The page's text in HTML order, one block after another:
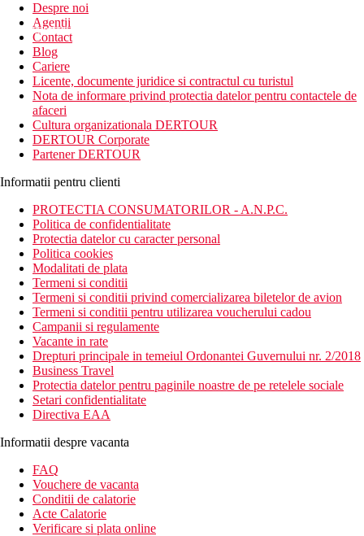
newsletter!
Despre noi
Agentii
Contact
Blog
Cariere
Licente, documente juridice si contractul cu turistul
Nota de informare privind protectia datelor pentru contactele de
afaceri
Cultura organizationala DERTOUR
DERTOUR Corporate
Partener DERTOUR
Informatii pentru clienti
PROTECTIA CONSUMATORILOR - A.N.P.C.
Politica de confidentialitate
Protectia datelor cu caracter personal
Politica cookies
Modalitati de plata
Termeni si conditii
Termeni si conditii privind comercializarea biletelor de avion
Termeni si conditii pentru utilizarea voucherului cadou
Campanii si regulamente
Vacante in rate
Drepturi principale in temeiul Ordonantei Guvernului nr. 2/2018
Business Travel
Protectia datelor pentru paginile noastre de pe retelele sociale
Setari confidentialitate
Directiva EAA
Informatii despre vacanta
FAQ
Vouchere de vacanta
Conditii de calatorie
Acte Calatorie
Verificare si plata online